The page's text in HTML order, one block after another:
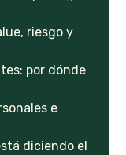
riesgo y
por dónde
e
diciendo el